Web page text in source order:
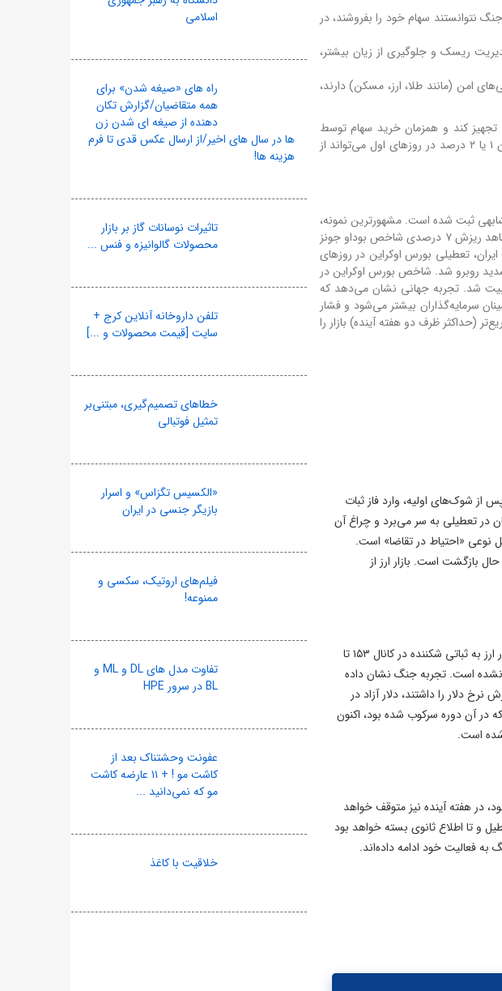
نتوانستند سهام خود را بفروشند، در
ریسک و جلوگیری از زیان بیشتر،
امن (مانند طلا، ارز، مسکن) دارند،
را با منابع کافی (حداقل ۵۰ تا ۱۰۰ هزار میلیارد تومان) تجهیز کند و همزمان خرید سهام توسط
صندوق‌های دولتی را آغاز کند، ممکن است از ریزش شدید جلوگیری شود. همچنین افزایش دامنه نوسان به میزان ۱ یا ۲ درصد در روزهای اول می‌تواند از
ثبت شده است. مشهورترین نمونه،
تعطیلی بورس نیویورک (NYSE) به مدت ۴ روز پس از حملات ۱۱ سپتامبر ۲۰۰۱ بود. بازار آمریکا پس از بازگشایی، شاهد ریزش ۷ درصدی شاخص بوداو جونز
تعطیلی بورس اوکراین در روزهای
با ریزش شدید روبرو شد. شاخص بورس اوکراین در
تثبیت شد. تجربه جهانی نشان می‌دهد که
سرمایه‌گذاران بیشتر می‌شود و فشار
(حداکثر ظرف دو هفته آینده) بازار را
ارز پس از شوک‌های اولیه، وارد فاز ثبات
سرمایه همچنان در تعطیلی به سر می‌برد و چراغ آن
نوعی «احتیاط در تقاضا» است.
بازگشت است. بازار ارز از
پس از ۵۵ روز از آغاز حمله نظامی آمریکا و اسرائیل، اقتصاد ایران با دو واقعیت موازی روبه‌روست: از یک سو، بازار ارز به ثباتی شکننده در کانال ۱۵۳ تا
نشده است. تجربه جنگ نشان داده
دلار را داشتند، دلار آزاد در
که در آن دوره سرکوب شده بود، اکنون
شده است.
اسرائیل متوقف شده بود، در هفته آینده نیز متوقف خواهد
و تا اطلاع ثانوی بسته خواهد بود
فعالیت خود ادامه داده‌اند.
اسلامی
راه های «صیغه شدن» برای
همه متقاضیان/گزارش تکان
دهنده از صیغه ای شدن زن
ها در سال های اخیر/از ارسال عکس قدی تا فرم
هزینه ها!
تاثیرات نوسانات گاز بر بازار
محصولات گالوانیزه و فنس ...
تلفن داروخانه آنلاین کرج +
سایت [قیمت محصولات و ...]
خطاهای تصمیم‌گیری، مبتنی‌بر
تمثیل فوتبالی
«الکسیس تگزاس» و اسرار
بازیگر جنسی در ایران
فیلم‌های اروتیک، سکسی و
ممنوعه!
تفاوت مدل های DL و ML و
BL در سرور HPE
عفونت وحشتناک بعد از
کاشت مو ! + ۱۱ عارضه کاشت
مو که نمی‌دانید ...
خلاقیت با کاغذ